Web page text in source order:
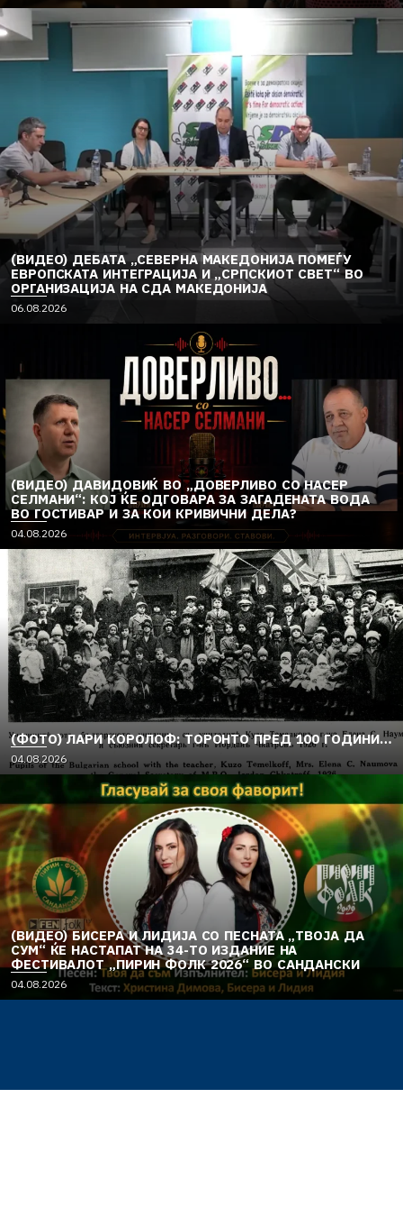
(ВИДЕО) ДЕБАТА „СЕВЕРНА МАКЕДОНИЈА ПОМЕЃУ
ЕВРОПСКАТА ИНТЕГРАЦИЈА И „СРПСКИОТ СВЕТ“ ВО
ОРГАНИЗАЦИЈА НА СДА МАКЕДОНИЈА
06.08.2026
(ВИДЕО) ДАВИДОВИЌ ВО „ДОВЕРЛИВО СО НАСЕР
СЕЛМАНИ“: КОЈ ЌЕ ОДГОВАРА ЗА ЗАГАДЕНАТА ВОДА
ВО ГОСТИВАР И ЗА КОИ КРИВИЧНИ ДЕЛА?
04.08.2026
(ФОТО) ЛАРИ КОРОЛОФ: ТОРОНТО ПРЕД 100 ГОДИНИ…
04.08.2026
(ВИДЕО) БИСЕРА И ЛИДИЈА СО ПЕСНАТА „ТВОЈА ДА
СУМ“ ЌЕ НАСТАПАТ НА 34-ТО ИЗДАНИЕ НА
ФЕСТИВАЛОТ „ПИРИН ФОЛК 2026“ ВО САНДАНСКИ
04.08.2026